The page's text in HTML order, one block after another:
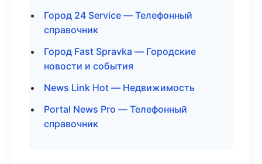
Город 24 Service — Телефонный
справочник
Город Fast Spravka — Городские
новости и события
News Link Hot — Недвижимость
Portal News Pro — Телефонный
справочник